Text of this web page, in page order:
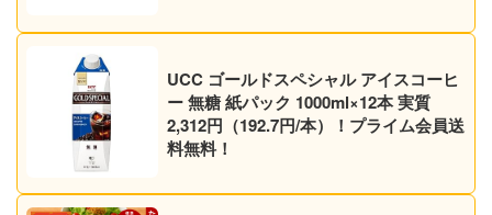
UCC ゴールドスペシャル アイスコーヒ
ー 無糖 紙パック 1000ml×12本 実質
2,312円（192.7円/本）！プライム会員送
料無料！